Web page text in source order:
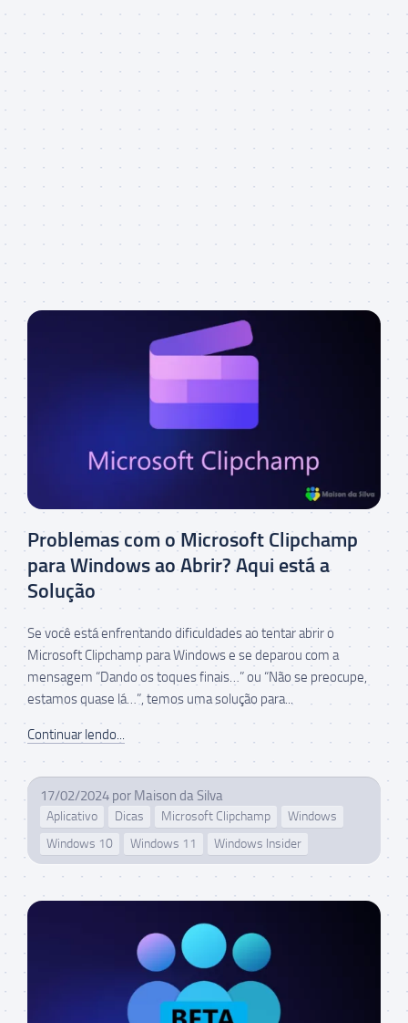
Problemas com o Microsoft Clipchamp
para Windows ao Abrir? Aqui está a
Solução
Se você está enfrentando dificuldades ao tentar abrir o
Microsoft Clipchamp para Windows e se deparou com a
mensagem “Dando os toques finais…” ou “Não se preocupe,
estamos quase lá…”, temos uma solução para...
Continuar lendo...
17/02/2024 por Maison da Silva
Aplicativo Dicas Microsoft Clipchamp
Windows
Windows 10
Windows 11 Windows Insider